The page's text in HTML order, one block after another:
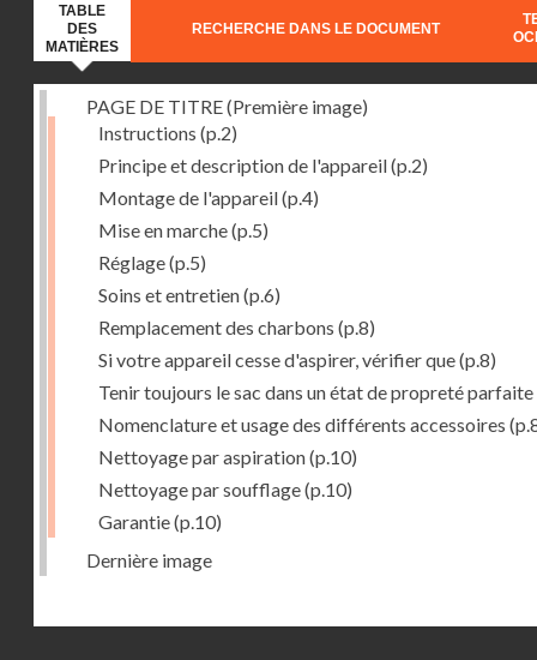
TABLE
DES
MATIÈRES
RECHERCHE DANS LE DOCUMENT
PAGE DE TITRE (Première image)
Instructions (p.2)
Principe et description de l'appareil(p.2)
Montage de l'appareil(p.4)
Mise en marche(p.5)
Réglage(p.5)
Soins et entretien(p.6)
Remplacement des charbons (p.8)
Si votre appareil cesse d'aspirer, vérifier que(p.8)
Tenir toujours le sac dans un état de propreté parfaite
Nomenclature et usage des différents accessoires
Nettoyage par aspiration(p.10)
Nettoyage par soufflage(p.10)
Garantie(p.10)
Dernière image